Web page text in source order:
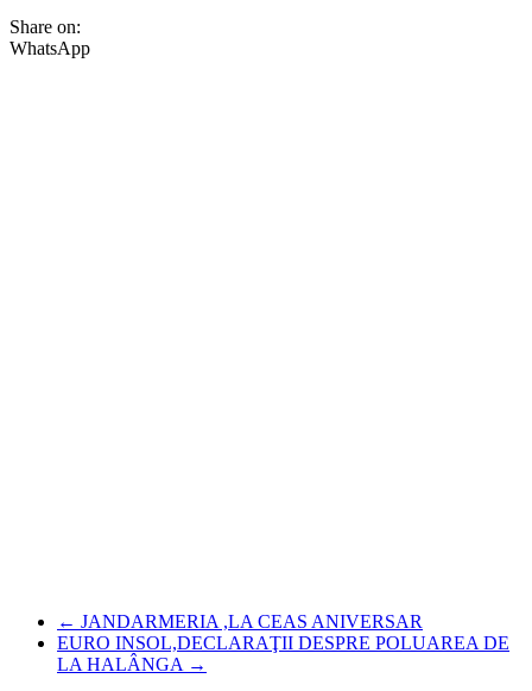
Share on:
WhatsApp
← JANDARMERIA ,LA CEAS ANIVERSAR
EURO INSOL,DECLARAŢII DESPRE POLUAREA DE
LA HALÂNGA →